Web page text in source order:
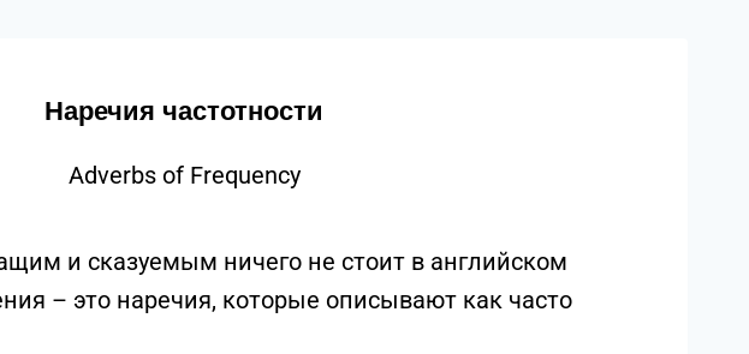
Наречия частотности
Adverbs of Frequency
и сказуемым ничего не стоит в английском
– это наречия, которые описывают как часто